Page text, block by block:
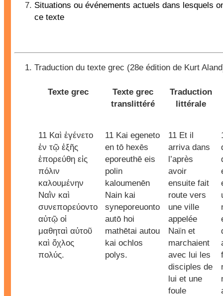
Situations ou événements actuels dans lesquels
ce texte
Traduction du texte grec (28e édition de Kurt
Texte grec
Texte grec
translittéré
Traduction
littérale
11 Καὶ ἐγένετο
ἐν τῷ ἑξῆς
ἐπορεύθη εἰς
πόλιν
καλουμένην
Ναῒν καὶ
συνεπορεύοντο
αὐτῷ οἱ
μαθηταὶ αὐτοῦ
καὶ ὄχλος
πολύς.
11 Kai egeneto
en tō hexēs
eporeuthē eis
polin
kaloumenēn
Nain kai
syneporeuonto
autō hoi
mathētai autou
kai ochlos
polys.
11 Et il
arriva dans
l’après
avoir
ensuite fait
route vers
une ville
appelée
Naïn et
marchaient
avec lui les
disciples de
lui et une
foule